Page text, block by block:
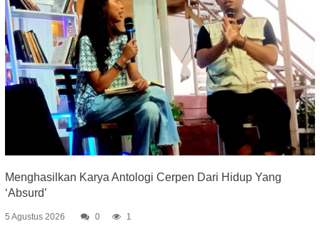
Menghasilkan Karya Antologi Cerpen Dari Hidup Yang
‘Absurd’
5 Agustus 2026 0 1